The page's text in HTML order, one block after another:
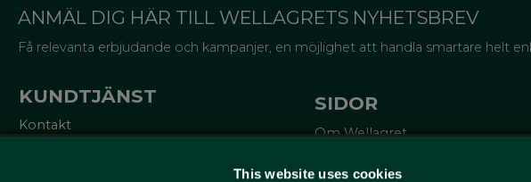
This website uses cookies
ANMÄL DIG HÄR TILL WELLAGRETS NYHETSBREV
Få relevanta erbjudande och kampanjer, en möjlighet att handla smartare helt
KUNDTJÄNST
Kontakt
SIDOR
Om Wellagret
Miljö och certifieringar